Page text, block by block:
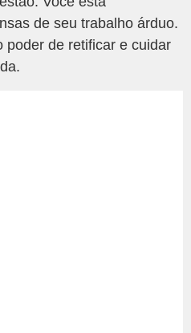
de seu trabalho árduo.
poder de retificar e cuidar